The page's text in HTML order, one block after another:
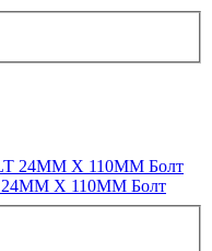
X 110MM Болт